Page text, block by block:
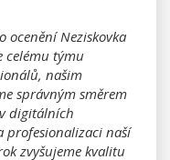
ocenění Neziskovka
celému týmu
našim
správným směrem
digitálních
profesionalizaci naší
zvyšujeme kvalitu